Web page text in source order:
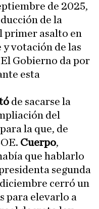
de 2025,
de la
primer asalto en
y votación de las
Gobierno da por
esta
de sacarse la
del
para la que, de
Cuerpo,
que hablarlo
segunda
cerró un
para elevarlo a